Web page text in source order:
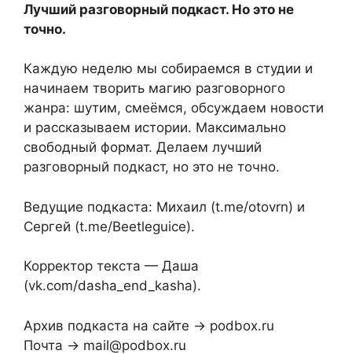
Лучший разговорный подкаст. Но это не
точно.
Каждую неделю мы собираемся в студии и
начинаем творить магию разговорного
жанра: шутим, смеёмся, обсуждаем новости
и рассказываем истории. Максимально
свободный формат. Делаем лучший
разговорный подкаст, но это не точно.
Ведущие подкаста: Михаил (t.me/otovrn) и
Сергей (t.me/Beetleguice).
Корректор текста — Даша
(vk.com/dasha_end_kasha).
Архив подкаста на сайте → podbox.ru
Почта → mail@podbox.ru